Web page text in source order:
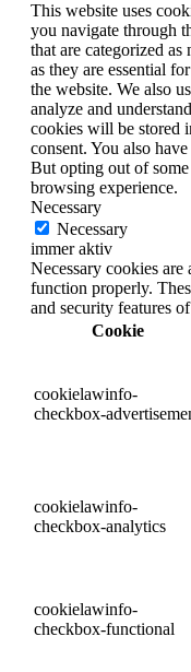
This website uses
you navigate through
that are categorized as
as they are essential
the website. We also
analyze and
cookies will be stored
consent. You also
But opting out of
browsing experience.
Necessary
Necessary
immer aktiv
Necessary cookies
function properly.
and security features
Cookie
cookielawinfo-
checkbox-
cookielawinfo-
checkbox-analytics
cookielawinfo-
checkbox-functional